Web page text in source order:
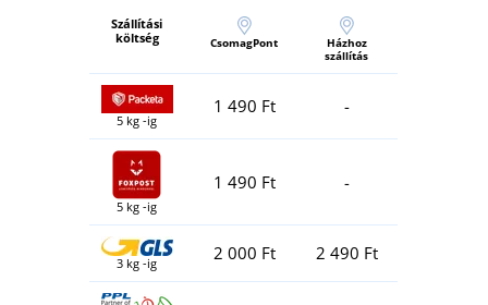
Szállítási
költség
CsomagPont
Házhoz
szállítás
5 kg -ig
1 490 Ft -
5 kg -ig
1 490 Ft -
3 kg -ig 2 000 Ft 2 490 Ft